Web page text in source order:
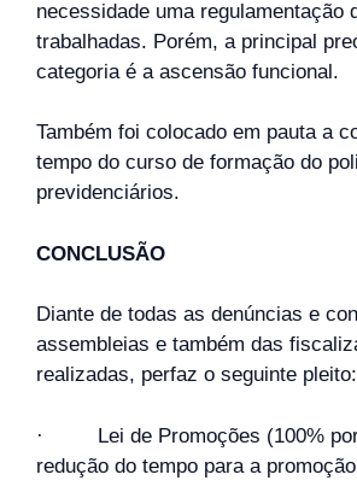
necessidade uma regulamentação
trabalhadas. Porém, a principal
categoria é a ascensão funcional.
Também foi colocado em pauta a
tempo do curso de formação do
previdenciários.
CONCLUSÃO
Diante de todas as denúncias e
assembleias e também das
realizadas, perfaz o seguinte pleito:
· Lei de Promoções (100% por
redução do tempo para a